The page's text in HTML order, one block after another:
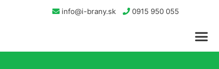
info@i-brany.sk 0915 950 055